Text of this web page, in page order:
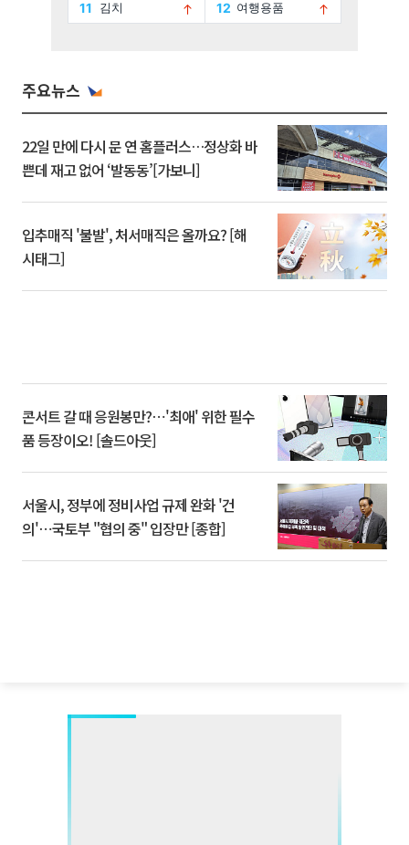
주요뉴스
22일 만에 다시 문 연 홈플러스…정상화 바
쁜데 재고 없어 ‘발동동’[가보니]
입추매직 '불발', 처서매직은 올까요? [해
시태그]
콘서트 갈 때 응원봉만?⋯'최애' 위한 필수
품 등장이오! [솔드아웃]
서울시, 정부에 정비사업 규제 완화 '건
의'⋯국토부 "협의 중" 입장만 [종합]